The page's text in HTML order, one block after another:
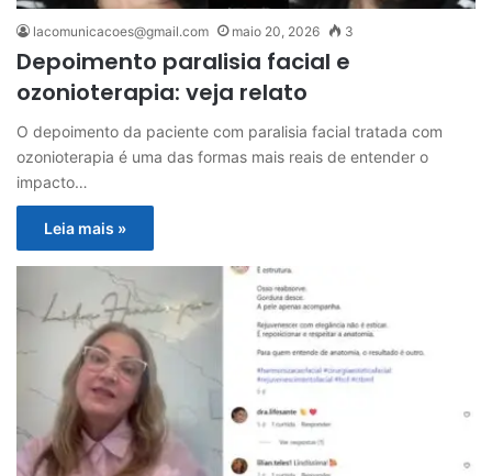
lacomunicacoes@gmail.com maio 20, 2026 3
Depoimento paralisia facial e
ozonioterapia: veja relato
O depoimento da paciente com paralisia facial tratada com
ozonioterapia é uma das formas mais reais de entender o
impacto…
Leia mais »